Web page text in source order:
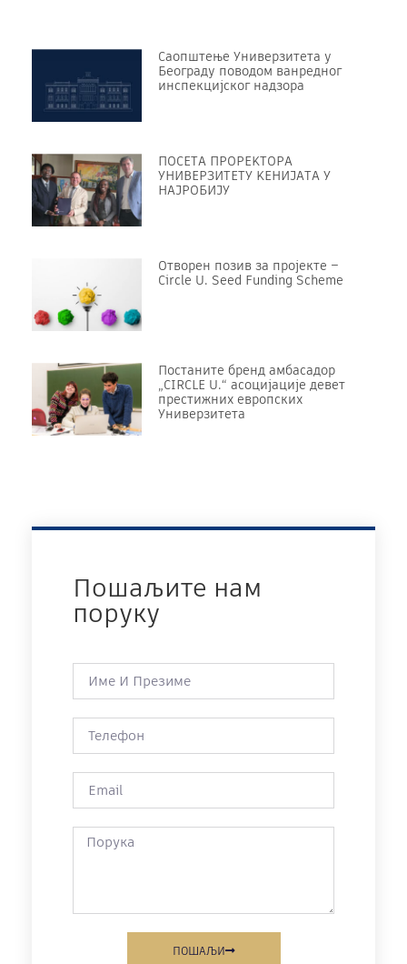
Саопштење Универзитета у
Београду поводом ванредног
инспекцијског надзора
ПОСЕТА ПРОРЕKТОРА
УНИВЕРЗИТЕТУ KЕНИЈАТА У
НАЈРОБИЈУ
Отворен позив за пројекте –
Circle U. Seed Funding Scheme
Постаните бренд амбасадор
„CIRCLE U.“ асоцијације девет
престижних европских
Универзитета
Пошаљите нам
поруку
ПОШАЉИ